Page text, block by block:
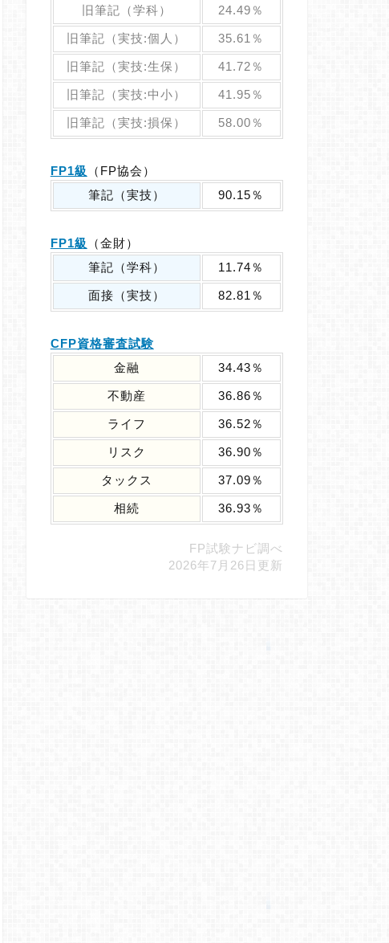
旧筆記（学科） 24.49％
旧筆記（実技:個人） 35.61％
旧筆記（実技:生保） 41.72％
旧筆記（実技:中小） 41.95％
旧筆記（実技:損保） 58.00％
FP1級
（FP協会）
筆記（実技）
90.15％
FP1級
（金財）
筆記（学科）
11.74％
面接（実技） 82.81％
CFP資格審査試験
金融
34.43％
不動産 36.86％
ライフ 36.52％
リスク 36.90％
タックス 37.09％
相続 36.93％
FP試験ナビ調べ
2026年7月26日更新